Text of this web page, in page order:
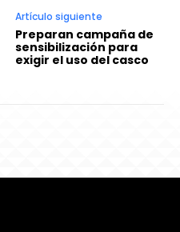
Artículo siguiente
Preparan campaña de
sensibilización para
exigir el uso del casco